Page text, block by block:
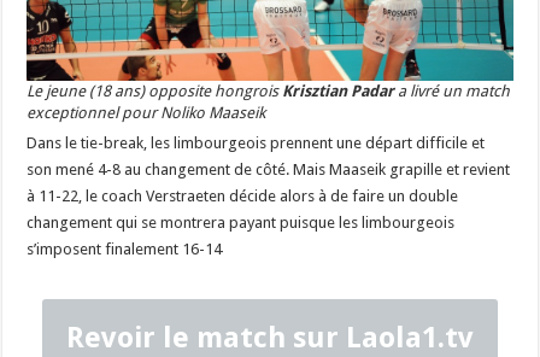
Le jeune (18 ans) opposite hongrois Krisztian Padara livré un match
exceptionnel pour Noliko Maaseik
Dans le tie-break, les limbourgeois prennent une départ difficile et
son mené 4-8 au changement de côté. Mais Maaseik grapille et revient
à 11-22, le coach Verstraeten décide alors à de faire un double
changement qui se montrera payant puisque les limbourgeois
s’imposent finalement 16-14
Revoir le match sur Laola1.tv